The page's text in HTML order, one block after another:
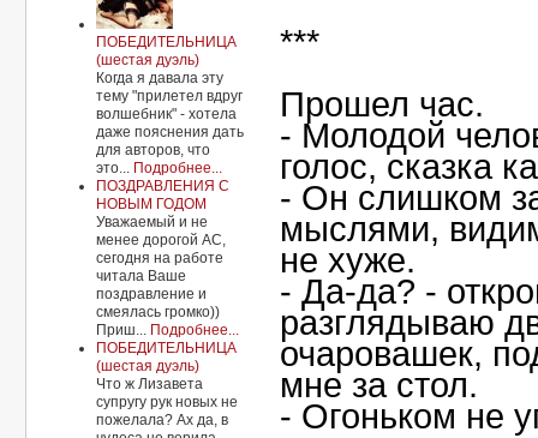
ПОБЕДИТЕЛЬНИЦА
(шестая дуэль)
Когда я давала эту
тему "прилетел вдруг
волшебник" - хотела
даже пояснения дать
для авторов, что
это... Подробнее...
ПОЗДРАВЛЕНИЯ С
НОВЫМ ГОДОМ
Уважаемый и не
менее дорогой АС,
сегодня на работе
читала Ваше
поздравление и
смеялась громко))
Приш... Подробнее...
ПОБЕДИТЕЛЬНИЦА
(шестая дуэль)
Что ж Лизавета
супругу рук новых не
пожелала? Ах да, в
***
Прошел час.
- Молодой
голос, сказка
- Он слишком
мыслями,
не хуже.
- Да-да? -
разглядываю
очаровашек,
мне за стол.
- Огоньком не